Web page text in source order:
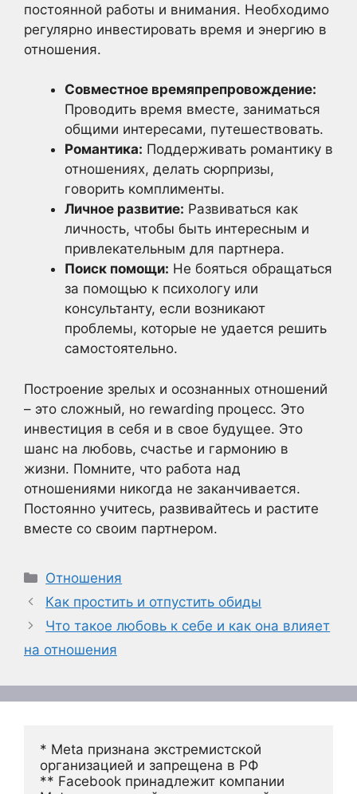
постоянной работы и внимания. Необходимо
регулярно инвестировать время и энергию в
отношения.
Совместное времяпрепровождение:
Проводить время вместе, заниматься
общими интересами, путешествовать.
Романтика: Поддерживать романтику в
отношениях, делать сюрпризы,
говорить комплименты.
Личное развитие: Развиваться как
личность, чтобы быть интересным и
привлекательным для партнера.
Поиск помощи: Не бояться обращаться
за помощью к психологу или
консультанту, если возникают
проблемы, которые не удается решить
самостоятельно.
Построение зрелых и осознанных отношений
– это сложный, но rewarding процесс. Это
инвестиция в себя и в свое будущее. Это
шанс на любовь, счастье и гармонию в
жизни. Помните, что работа над
отношениями никогда не заканчивается.
Постоянно учитесь, развивайтесь и растите
вместе со своим партнером.
Рубрики
Отношения
Как простить и отпустить обиды
Что такое любовь к себе и как она влияет
на отношения
* Meta признана экстремистской
организацией и запрещена в РФ
** Facebook принадлежит компании